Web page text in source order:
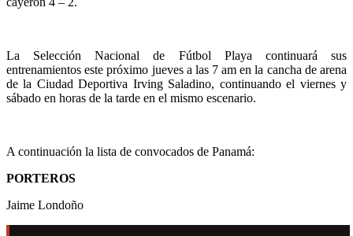
La Selección Nacional de Fútbol Playa continuará sus
entrenamientos este próximo jueves a las 7 am en la cancha de arena
de la Ciudad Deportiva Irving Saladino, continuando el viernes y
sábado en horas de la tarde en el mismo escenario.
A continuación la lista de convocados de Panamá:
PORTEROS
Jaime Londoño